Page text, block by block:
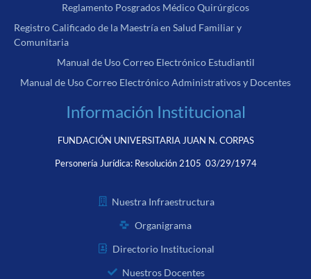
Reglamento Posgrados Médico Quirúrgicos
Registro Calificado de la Maestría en Salud Familiar y
Comunitaria
Manual de Uso Correo Electrónico Estudiantil
Manual de Uso Correo Electrónico Administrativos y Docentes
Información Institucional
FUNDACIÓN UNIVERSITARIA JUAN N. CORPAS
Personería Jurídica: Resolución 2105 03/29/1974
Nuestra Infraestructura
Organigrama
Directorio Institucional
Nuestros Docentes